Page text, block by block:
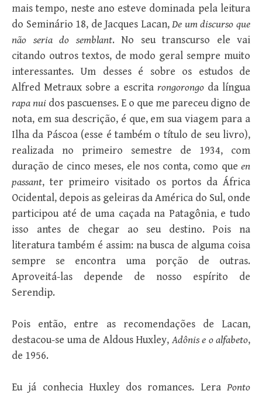
mais tempo, neste ano esteve dominada pela leitura
do Seminário 18, de Jacques Lacan,De um discurso que
não seria do semblant. No seu transcurso ele vai
citando outros textos, de modo geral sempre muito
interessantes. Um desses é sobre os estudos de
Alfred Metraux sobre a escrita rongorongoda língua
rapa nui dos pascuenses. E o que me pareceu digno de
nota, em sua descrição, é que, em sua viagem para a
Ilha da Páscoa (esse é também o título de seu livro),
realizada no primeiro semestre de 1934, com
duração de cinco meses, ele nos conta, como que en
passant, ter primeiro visitado os portos da África
Ocidental, depois as geleiras da América do Sul, onde
participou até de uma caçada na Patagônia, e tudo
isso antes de chegar ao seu destino. Pois na
literatura também é assim: na busca de alguma coisa
sempre se encontra uma porção de outras.
Aproveitá-las depende de nosso espírito de
Serendip.
Pois então, entre as recomendações de Lacan,
destacou-se uma de Aldous Huxley,Adônis e o alfabeto,
de 1956.
Eu já conhecia Huxley dos romances. Lera Ponto